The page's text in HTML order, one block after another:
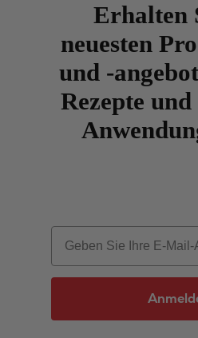
Erhalten
neuesten
und -
Rezepte
Email